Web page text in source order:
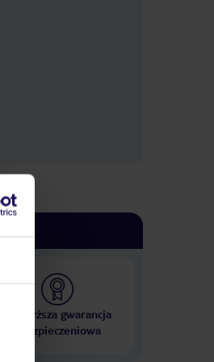
Najwyższa gwarancja
ubezpieczeniowa